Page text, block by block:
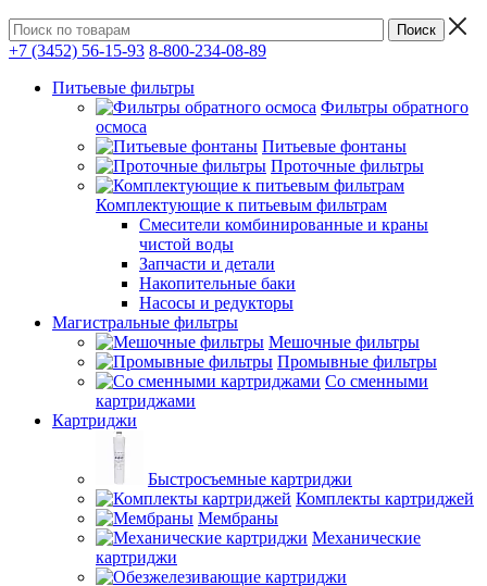
+7 (3452) 56-15-93 8-800-234-08-89
Питьевые фильтры
Фильтры обратного
осмоса
Питьевые фонтаны
Проточные фильтры
Комплектующие к питьевым фильтрам
Смесители комбинированные и краны
чистой воды
Запчасти и детали
Накопительные баки
Насосы и редукторы
Магистральные фильтры
Мешочные фильтры
Промывные фильтры
Со сменными
картриджами
Картриджи
Быстросъемные картриджи
Комплекты картриджей
Мембраны
Механические
картриджи